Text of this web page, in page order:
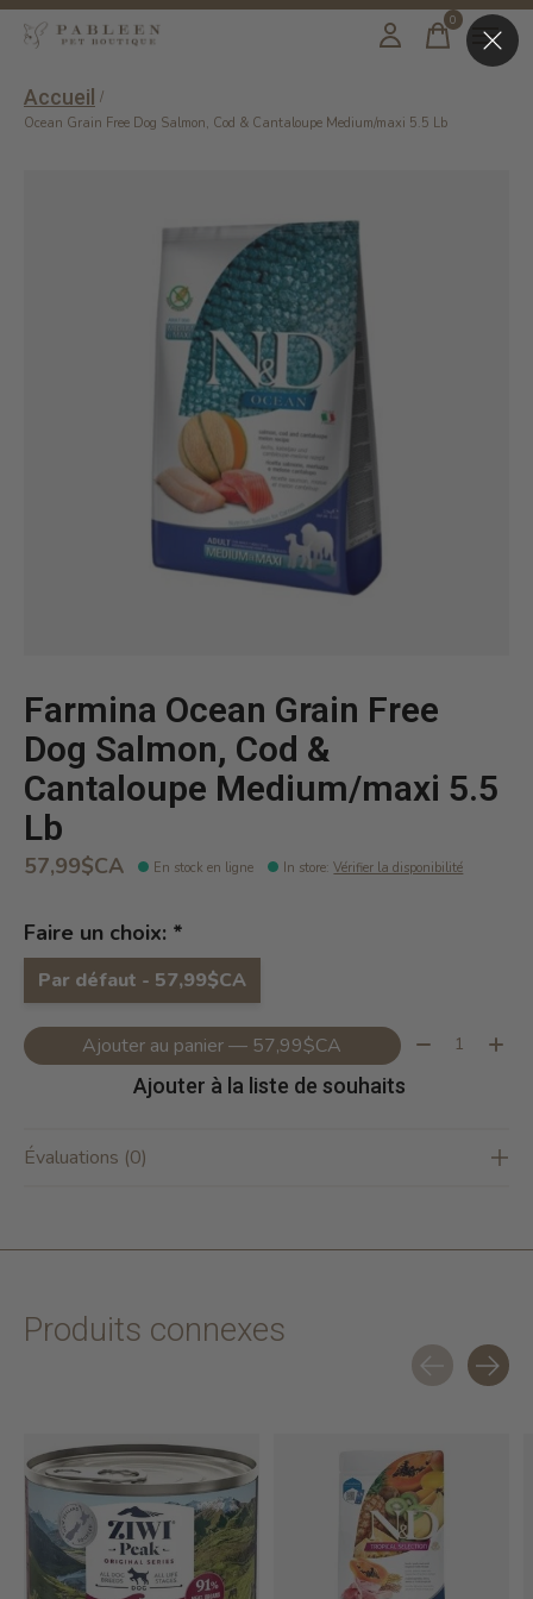
0items
Accueil
/
Ocean Grain Free Dog Salmon, Cod & Cantaloupe Medium/maxi 5.5 Lb
Farmina Ocean Grain Free
Dog Salmon, Cod &
Cantaloupe Medium/maxi 5.5
Lb
57,99$CA En stock en ligne In store:Vérifier la disponibilité
Faire un choix: *
Par défaut - 57,99$CA
Ajouter au panier — 57,99$CA Quantité:
Ajouter à la liste de souhaits
Évaluations (0)
Produits connexes